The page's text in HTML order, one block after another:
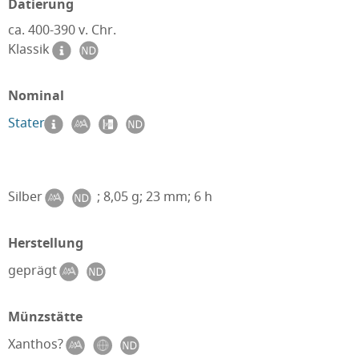
Datierung
ca. 400-390 v. Chr.
Klassik
Nominal
Stater
Silber ; 8,05 g; 23 mm; 6 h
Herstellung
geprägt
Münzstätte
Xanthos?